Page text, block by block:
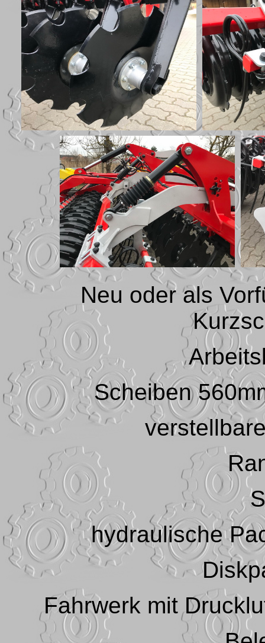
Neu oder als
Scheiben
hydraulische
Fahrwerk mit